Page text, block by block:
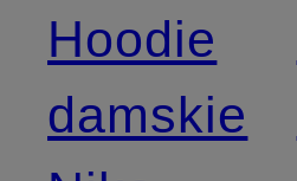
Hoodie
damskie